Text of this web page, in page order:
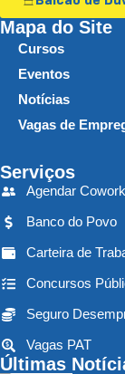
Mapa do Site
Cursos
Eventos
Notícias
Vagas de
Serviços
Agendar
Banco do Povo
Carteira de
Concursos
Seguro
Vagas PAT
Últimas